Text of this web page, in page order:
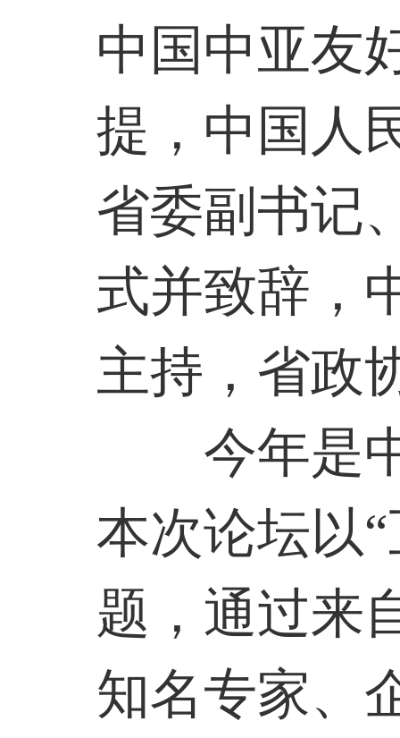
中国中亚友
提，中国人
省委副书记
式并致辞，
主持，省政
今年是中
本次论坛以
题，通过来
知名专家、